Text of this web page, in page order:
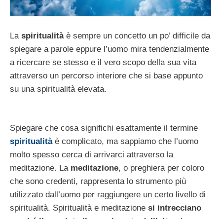
La spiritualitàè sempre un concetto un po’ difficile da
spiegare a parole eppure l’uomo mira tendenzialmente
a ricercare se stesso e il vero scopo della sua vita
attraverso un percorso interiore che si base appunto
su una spiritualità elevata.
Spiegare che cosa significhi esattamente il termine
spiritualitàè complicato, ma sappiamo che l’uomo
molto spesso cerca di arrivarci attraverso la
meditazione. La meditazione, o preghiera per coloro
che sono credenti, rappresenta lo strumento più
utilizzato dall’uomo per raggiungere un certo livello di
spiritualità. Spiritualità e meditazione si intrecciano